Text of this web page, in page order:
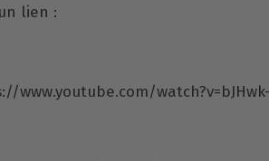
lien :
www.youtube.com/